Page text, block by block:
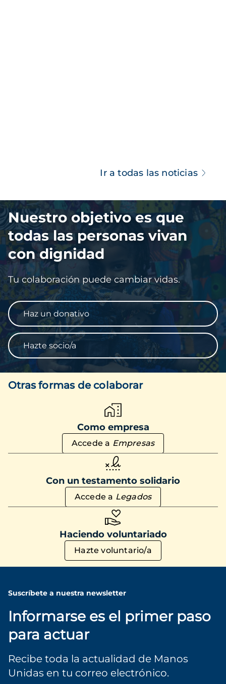
Ir a todas las noticias
Imagen
Nuestro objetivo es que
todas las personas vivan
con dignidad
Tu colaboración puede cambiar vidas.
Haz un donativo
Hazte socio/a
Otras formas de colaborar
Como empresa
Accede a Empresas
Con un testamento solidario
Accede a Legados
Haciendo voluntariado
Hazte voluntario/a
Suscríbete a nuestra newsletter
Informarse es el primer paso
para actuar
Recibe toda la actualidad de Manos
Unidas en tu correo electrónico.